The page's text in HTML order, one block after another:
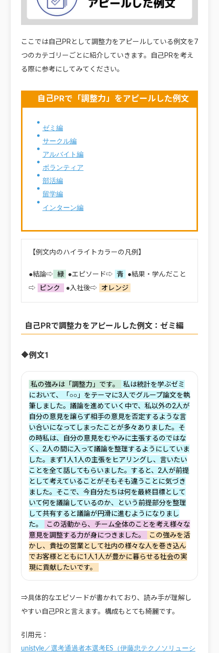
ここでは自己PRとして調整力をアピールしている例文を7
つのカテゴリーごとに紹介していきます。自己PRを考え
る際に参考にしてみてください。
自己PRで「調整力」をアピールした例文
ゼミ編
サークル編
アルバイト編
ボランティア
部活編
留学編
インターン編
【例文内のハイライトカラーの凡例】
●結論⇨ 緑 ●エピソード⇨ 青
●結果・学んだこと
⇨
ピンク ●入社後⇨ オレンジ
自己PRで調整力をアピールした例文：ゼミ編
🔶例文1
‌私の強みは「調整力」です。
私は統計を学ぶゼミ
において、「○○」をテーマに3人でグループ論文を執
筆しました。議論を進めていく中で、私以外の2人が
自分の意見を譲らず相手の意見を否定するような言
い合いになってしまったことが多々ありました。そ
の時私は、自分の意見をむやみに主張するのではな
く、2人の間に入って議論を整理するようにしていま
した。まず1人1人の主張をヒアリングし、言いたい
ことを全て話してもらいました。すると、2人が前提
として考えていることがそもそも違うことに気づき
ました。そこで、今自分たちは何を最終目標として
いて何を議論しているのか、という前提部分を整理
して共有すると議論が円滑に進むようになりまし
た。
この活動から、チーム全体のことを考え様々な
意見を調整する力が身につきました。
この強みを活
かし、貴社の営業として社内の様々な人を巻き込ん
でお客様とともに1人1人が豊かに暮らせる社会の実
現に貢献したいです。
⇒具体的なエピソードが書かれており、読み手が理解し
やすい自己PRと言えます。構成もとても綺麗です。
引用元：
unistyle／選考通過者本選考ES（伊藤忠テクノソリューシ